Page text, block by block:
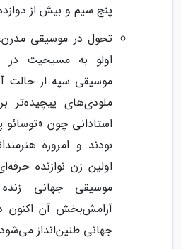
پنج سیم و بیش از
تحول در موسیقی مدرن:
موسیقی سپه از حالت
ملودی‌های پیچیده‌تر
استادانی چون
بودند و امروزه
اولین زن نوازنده
موسیقی جهانی
آرامش‌بخش آن اکنون
جهانی طنین‌انداز